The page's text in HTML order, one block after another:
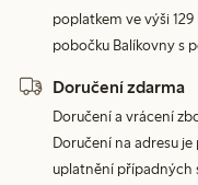
poplatkem ve výši
pobočku Balíkovny s
Doručení zdarma
Doručení a vrácení
Doručení na adresu
uplatnění případných